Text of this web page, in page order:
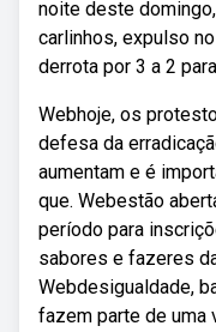
noite deste
carlinhos, expulso
derrota por 3 a 2
Webhoje, os
defesa da
aumentam e é
que. Webestão
período para
sabores e fazeres
Webdesigualdade,
fazem parte de uma